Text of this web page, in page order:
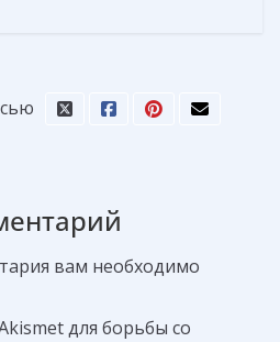
вам необходимо
для борьбы со